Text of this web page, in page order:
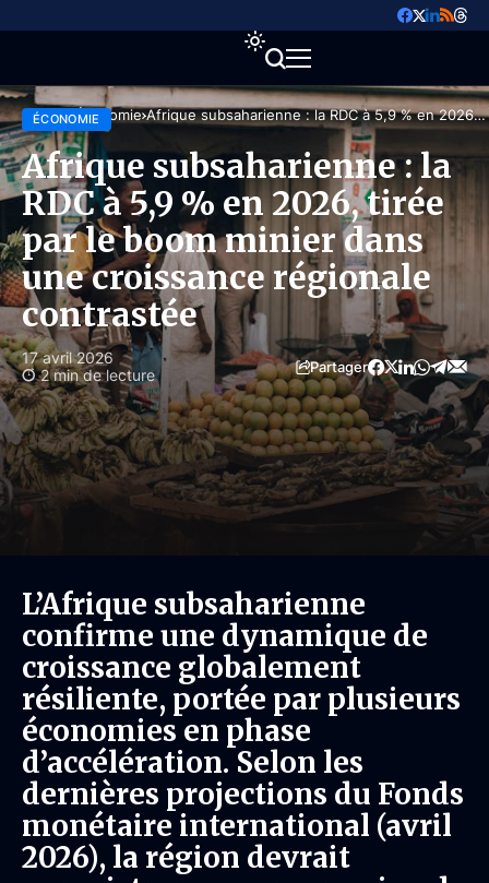
Accueil Économie Afrique subsaharienne : la RDC à 5,9 % en 2026,
tirée par le boom minier dans une croissance
ÉCONOMIE
Afrique subsaharienne : la
RDC à 5,9 % en 2026, tirée
par le boom minier dans
une croissance régionale
contrastée
17 avril 2026
2 min de lecture
Partager
L’Afrique subsaharienne
confirme une dynamique de
croissance globalement
résiliente, portée par plusieurs
économies en phase
d’accélération. Selon les
dernières projections du Fonds
monétaire international (avril
2026), la région devrait